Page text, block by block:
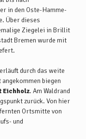
in den Oste-Hamme-
Über dieses
Ziegelei in Brillit
Bremen wurde mit
durch das weite
biegen
Eichholz. Am Waldrand
zurück. Von hier
Ortsmitte von
und